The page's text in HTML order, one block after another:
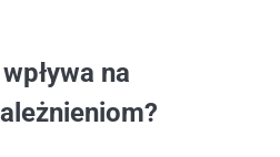
na